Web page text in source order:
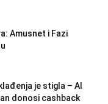
Amusnet i Fazi
je stigla – AI
donosi cashback